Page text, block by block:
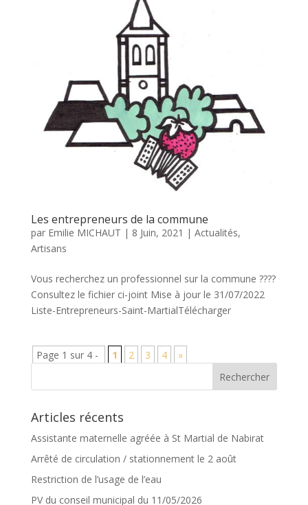
Les entrepreneurs de la commune
par Emilie MICHAUT | 8 Juin, 2021 | Actualités,
Artisans
Vous recherchez un professionnel sur la commune ????
Consultez le fichier ci-joint Mise à jour le 31/07/2022
Liste-Entrepreneurs-Saint-MartialTélécharger
Page 1 sur 4 - 1 2 3 4 »
Articles récents
Assistante maternelle agréée à St Martial de Nabirat
Arrêté de circulation / stationnement le 2 août
Restriction de l’usage de l’eau
PV du conseil municipal du 11/05/2026